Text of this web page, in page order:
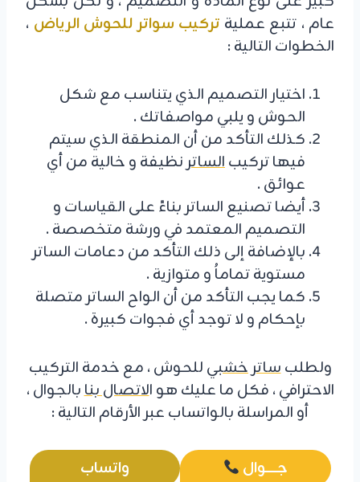
عام ، تتبع عملية تركيب سواتر للحوش الرياض ،
الخطوات التالية :
اختيار التصميم الذي يتناسب مع شكل
الحوش و يلبي مواصفاتك .
كذلك التأكد من أن المنطقة الذي سيتم
فيها تركيبالساترنظيفة و خالية من أي
عوائق .
أيضا تصنيع الساتر بناءً على القياسات و
التصميم المعتمد في ورشة متخصصة .
بالإضافة إلى ذلك التأكد من دعامات الساتر
مستوية تماماُ و متوازية .
كما يجب التأكد من أن الواح الساتر متصلة
بإحكام و لا توجد أي فجوات كبيرة .
ولطلبساتر خشبي للحوش ، مع خدمة التركيب
الاحترافي ، فكل ما عليك هو الاتصال بنابالجوال ،
أو المراسلة بالواتساب عبر الأرقام التالية :
جـــــــوال واتساب